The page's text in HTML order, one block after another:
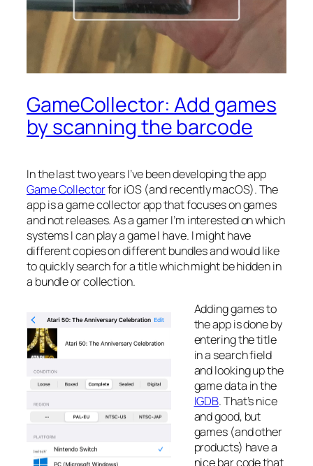
GameCollector: Add games
by scanning the barcode
In the last two years I’ve been developing the app
Game Collectorfor iOS (and recently macOS). The
app is a game collector app that focuses on games
and not releases. As a gamer I’m interested on which
systems I can play a game I have. I might have
different copies on different bundles and would like
to quickly search for a title which might be hidden in
a bundle or collection.
Adding games to
the app is done by
entering the title
in a search field
and looking up the
game data in the
IGDB. That’s nice
and good, but
games (and other
products) have a
nice bar code that